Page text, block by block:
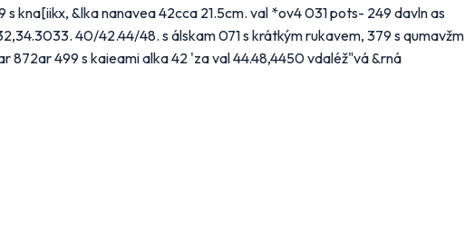
&lka nanavea 42cca 21.5cm. val *ov4 031 pots- 249 davln as
40/42.44/48. s álskam 071 s krátkým rukavem, 379 s qumavžm
872ar 499 s kaieami alka 42 'za val 44.48,4450 vdaléž"vá &rná
BILLA CBA COOP
Globus Kaufland Lidl